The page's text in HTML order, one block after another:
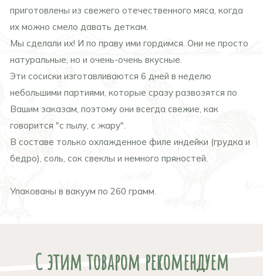
приготовлены из свежего отечественного мяса, когда
их можно смело давать деткам.
Мы сделали их! И по праву ими гордимся. Они не просто
натуральные, но и очень-очень вкусные.
Эти сосиски изготавливаются 6 дней в неделю
небольшими партиями, которые сразу развозятся по
Вашим заказам, поэтому они всегда свежие, как
говорится "с пылу, с жару".
В составе только охлажденное филе индейки (грудка и
бедро), соль, сок свеклы и немного пряностей.
Упакованы в вакуум по 260 грамм.
С этим товаром рекомендуем